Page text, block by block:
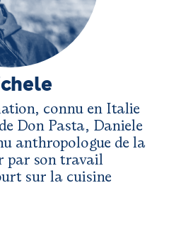
connu en Italie
Don Pasta, Daniele
anthropologue de la
par son travail
sur la cuisine